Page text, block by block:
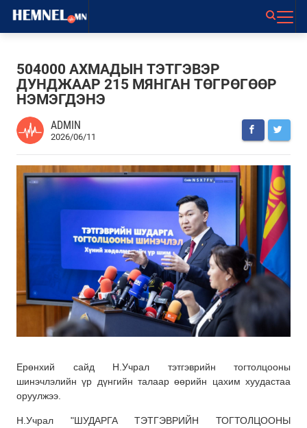
504000 АХМАДЫН ТЭТГЭВЭР
ДУНДЖААР 215 МЯНГАН ТӨГРӨГӨӨР
НЭМЭГДЭНЭ
ADMIN
2026/06/11
Ерөнхий сайд Н.Учрал тэтгэврийн тогтолцооны
шинэчлэлийн үр дүнгийн талаар өөрийн цахим хуудастаа
оруулжээ.
Н.Учрал "ШУДАРГА ТЭТГЭВРИЙН ТОГТОЛЦООНЫ